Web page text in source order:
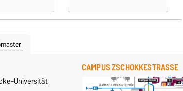
Universität
CAMPUS ZSCHOKKESTRASSE